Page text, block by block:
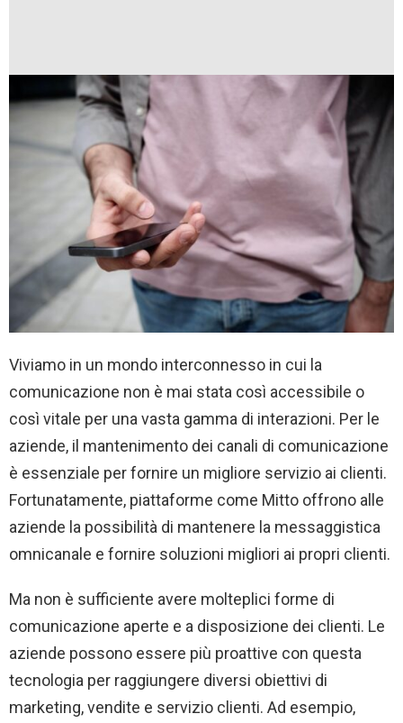
Viviamo in un mondo interconnesso in cui la
comunicazione non è mai stata così accessibile o
così vitale per una vasta gamma di interazioni. Per le
aziende, il mantenimento dei canali di comunicazione
è essenziale per fornire un migliore servizio ai clienti.
Fortunatamente, piattaforme come Mitto offrono alle
aziende la possibilità di mantenere la messaggistica
omnicanale e fornire soluzioni migliori ai propri clienti.
Ma non è sufficiente avere molteplici forme di
comunicazione aperte e a disposizione dei clienti. Le
aziende possono essere più proattive con questa
tecnologia per raggiungere diversi obiettivi di
marketing, vendite e servizio clienti. Ad esempio,